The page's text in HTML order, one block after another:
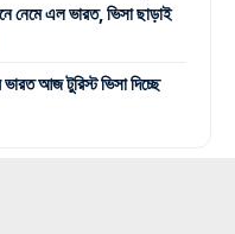
নেমে এল ভারত, ভিসা ছাড়াই
আজ টুরিস্ট ভিসা দিচ্ছে